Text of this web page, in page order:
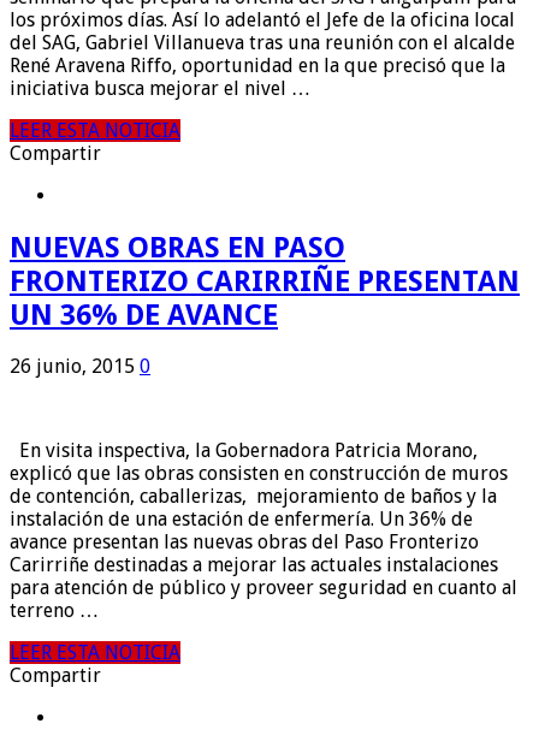
los próximos días. Así lo adelantó el Jefe de la oficina local
del SAG, Gabriel Villanueva tras una reunión con el alcalde
René Aravena Riffo, oportunidad en la que precisó que la
iniciativa busca mejorar el nivel …
LEER ESTA NOTICIA
Compartir
NUEVAS OBRAS EN PASO
FRONTERIZO CARIRRIÑE PRESENTAN
UN 36% DE AVANCE
26 junio, 2015 0
En visita inspectiva, la Gobernadora Patricia Morano,
explicó que las obras consisten en construcción de muros
de contención, caballerizas, mejoramiento de baños y la
instalación de una estación de enfermería. Un 36% de
avance presentan las nuevas obras del Paso Fronterizo
Carirriñe destinadas a mejorar las actuales instalaciones
para atención de público y proveer seguridad en cuanto al
terreno …
LEER ESTA NOTICIA
Compartir